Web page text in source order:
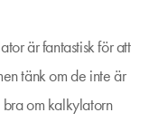
är fantastisk för att
tänk om de inte är
om kalkylatorn